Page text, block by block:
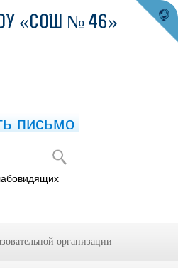
работа в школе
«СОШ № 46»
письмо
организации